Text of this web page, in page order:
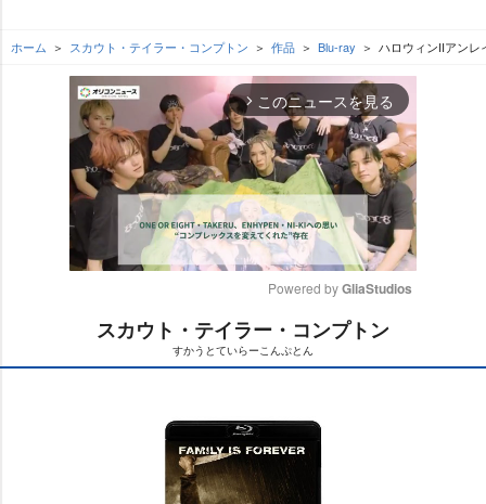
ホーム スカウト・テイラー・コンプトン 作品 Blu-ray ハロウィンIIアンレ
arrow_forward_ios このニュースを見る
M
t
Powered by GliaStudios
スカウト・テイラー・コンプトン
すかうとていらーこんぷとん